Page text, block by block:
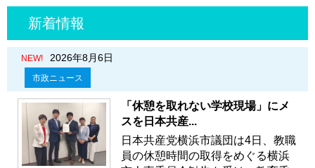
新着情報
NEW! 2026年8月6日
市政ニュース
「休憩を取れない学校現場」にメ
スを日本共産...
日本共産党横浜市議団は4日、教職
員の休憩時間の取得をめぐる横浜